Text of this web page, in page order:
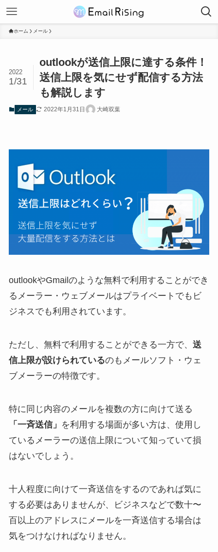
ホーム メール
outlookが送信上限に達する条件！
送信上限を気にせず配信する方法
も解説します
2022
1/31
メール 2022年1月31日 大崎双葉
outlookやGmailのような無料で利用することができ
るメーラー・ウェブメールはプライベートでもビ
ジネスでも利用されています。
ただし、無料で利用することができる一方で、 送
信上限が設けられているのもメールソフト・ウェ
ブメーラーの特徴です。
特に同じ内容のメールを複数の方に向けて送る
「一斉送信」 を利用する場面が多い方は、使用し
ているメーラーの送信上限について知っていて損
はないでしょう。
十人程度に向けて一斉送信をするのであれば気に
する必要はありませんが、ビジネスなどで数十〜
百以上のアドレスにメールを一斉送信する場合は
気をつけなければなりません。